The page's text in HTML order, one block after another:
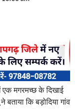
एक मगरमच्छ के दिखाई
कि बड़ोदिया गांव